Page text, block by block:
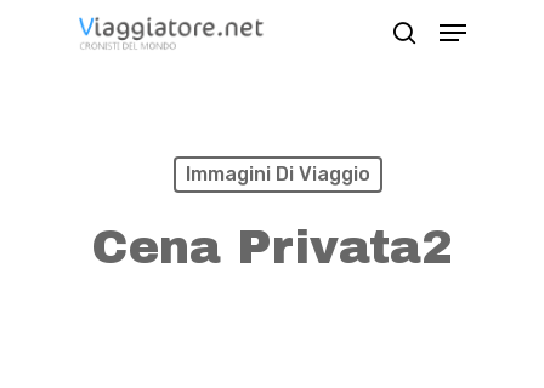
Menu
Immagini Di Viaggio
Cena Privata2